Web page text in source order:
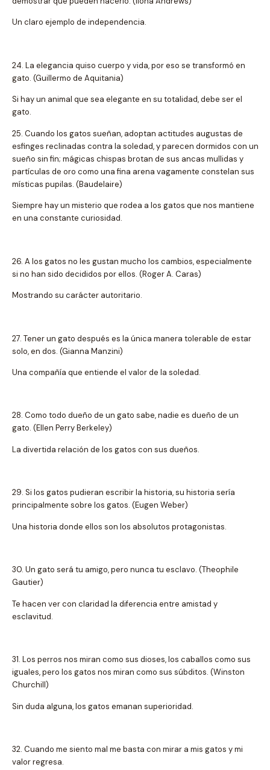
Un claro ejemplo de independencia.
24. La elegancia quiso cuerpo y vida, por eso se transformó en
gato. (Guillermo de Aquitania)
Si hay un animal que sea elegante en su totalidad, debe ser el
gato.
25. Cuando los gatos sueñan, adoptan actitudes augustas de
esfinges reclinadas contra la soledad, y parecen dormidos con un
sueño sin fin; mágicas chispas brotan de sus ancas mullidas y
partículas de oro como una fina arena vagamente constelan sus
místicas pupilas. (Baudelaire)
Siempre hay un misterio que rodea a los gatos que nos mantiene
en una constante curiosidad.
26. A los gatos no les gustan mucho los cambios, especialmente
si no han sido decididos por ellos. (Roger A. Caras)
Mostrando su carácter autoritario.
27. Tener un gato después es la única manera tolerable de estar
solo, en dos. (Gianna Manzini)
Una compañía que entiende el valor de la soledad.
28. Como todo dueño de un gato sabe, nadie es dueño de un
gato. (Ellen Perry Berkeley)
La divertida relación de los gatos con sus dueños.
29. Si los gatos pudieran escribir la historia, su historia sería
principalmente sobre los gatos. (Eugen Weber)
Una historia donde ellos son los absolutos protagonistas.
30. Un gato será tu amigo, pero nunca tu esclavo. (Theophile
Gautier)
Te hacen ver con claridad la diferencia entre amistad y
esclavitud.
31. Los perros nos miran como sus dioses, los caballos como sus
iguales, pero los gatos nos miran como sus súbditos. (Winston
Churchill)
Sin duda alguna, los gatos emanan superioridad.
32. Cuando me siento mal me basta con mirar a mis gatos y mi
valor regresa.